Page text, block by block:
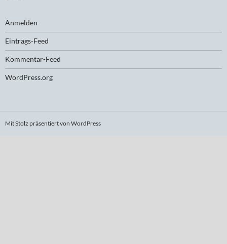
Anmelden
Eintrags-Feed
Kommentar-Feed
WordPress.org
Mit Stolz präsentiert von WordPress